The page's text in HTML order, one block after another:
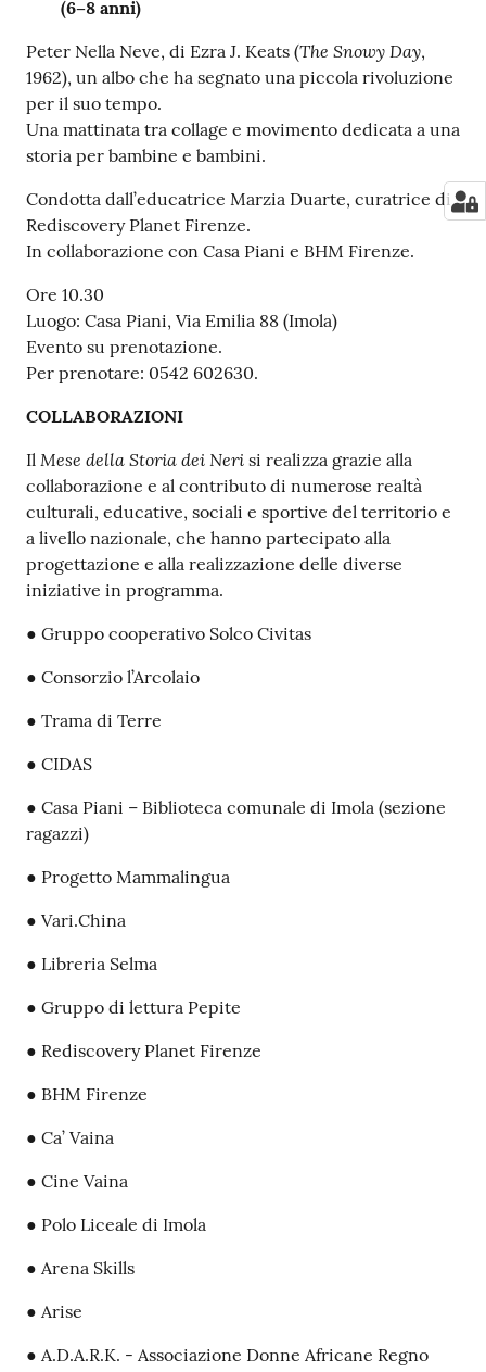
(6–8 anni)
Peter Nella Neve, di Ezra J. Keats (The Snowy Day,
1962), un albo che ha segnato una piccola rivoluzione
per il suo tempo.
Una mattinata tra collage e movimento dedicata a una
storia per bambine e bambini.
Condotta dall’educatrice Marzia Duarte, curatrice di
Rediscovery Planet Firenze.
In collaborazione con Casa Piani e BHM Firenze.
Ore 10.30
Luogo: Casa Piani, Via Emilia 88 (Imola)
Evento su prenotazione.
Per prenotare: 0542 602630.
COLLABORAZIONI
Il Mese della Storia dei Neri si realizza grazie alla
collaborazione e al contributo di numerose realtà
culturali, educative, sociali e sportive del territorio e
a livello nazionale, che hanno partecipato alla
progettazione e alla realizzazione delle diverse
iniziative in programma.
● Gruppo cooperativo Solco Civitas
● Consorzio l’Arcolaio
● Trama di Terre
● CIDAS
● Casa Piani – Biblioteca comunale di Imola (sezione
ragazzi)
● Progetto Mammalingua
● Vari.China
● Libreria Selma
● Gruppo di lettura Pepite
● Rediscovery Planet Firenze
● BHM Firenze
● Ca’ Vaina
● Cine Vaina
● Polo Liceale di Imola
● Arena Skills
● Arise
● A.D.A.R.K. - Associazione Donne Africane Regno